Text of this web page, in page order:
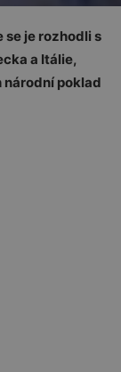
se je rozhodli s
a Itálie,
národní poklad